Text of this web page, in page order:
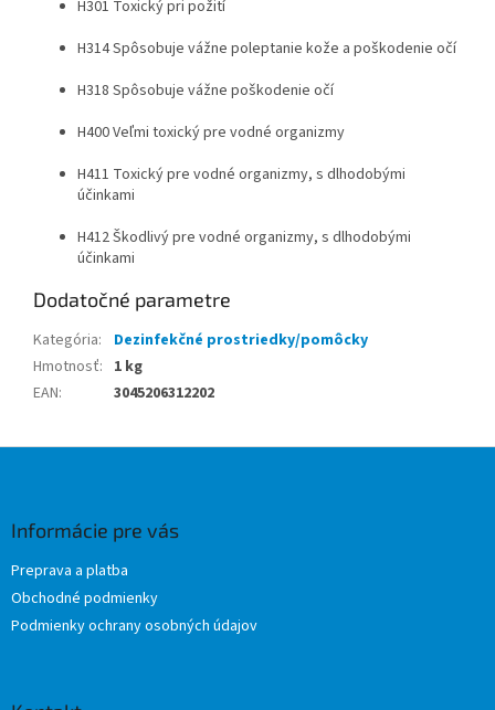
H301 Toxický pri požití
H314 Spôsobuje vážne poleptanie kože a poškodenie očí
H318 Spôsobuje vážne poškodenie očí
H400 Veľmi toxický pre vodné organizmy
H411 Toxický pre vodné organizmy, s dlhodobými
účinkami
H412 Škodlivý pre vodné organizmy, s dlhodobými
účinkami
Dodatočné parametre
Kategória:
Dezinfekčné prostriedky/pomôcky
Hmotnosť: 1 kg
EAN: 3045206312202
Informácie pre vás
Preprava a platba
Obchodné podmienky
Podmienky ochrany osobných údajov